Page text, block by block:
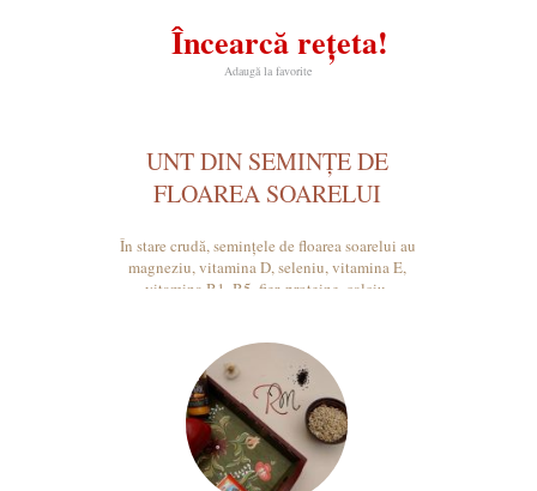
Încearcă rețeta!
Adaugă la favorite
UNT DIN SEMINȚE DE
FLOAREA SOARELUI
În stare crudă, semințele de floarea soarelui au
magneziu, vitamina D, seleniu, vitamina E,
vitamina B1, B5, fier, proteine, calciu.